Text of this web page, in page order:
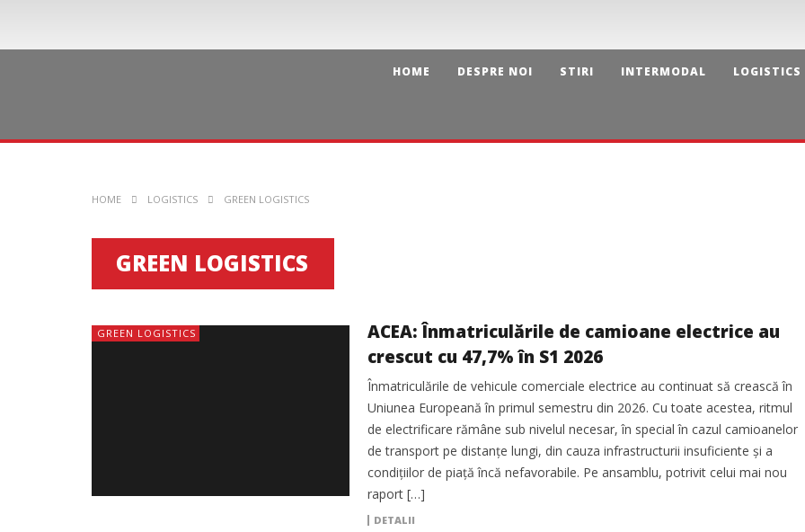
HOME DESPRE NOI STIRI INTERMODAL LOGISTICS
HOME LOGISTICS GREEN LOGISTICS
GREEN LOGISTICS
GREEN LOGISTICS
ACEA: Înmatriculările de camioane electrice au
crescut cu 47,7% în S1 2026
Înmatriculările de vehicule comerciale electrice au continuat să crească în
Uniunea Europeană în primul semestru din 2026. Cu toate acestea, ritmul
de electrificare rămâne sub nivelul necesar, în special în cazul camioanelor
de transport pe distanțe lungi, din cauza infrastructurii insuficiente și a
condițiilor de piață încă nefavorabile. Pe ansamblu, potrivit celui mai nou
raport […]
DETALII